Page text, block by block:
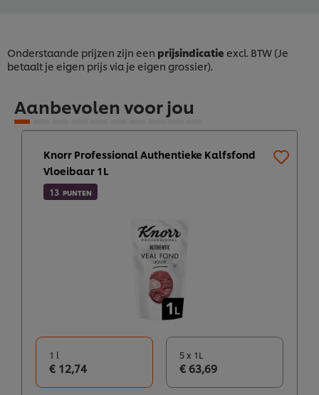
Onderstaande prijzen zijn een prijsindicatie excl. BTW (Je
betaalt je eigen prijs via je eigen grossier).
Aanbevolen voor jou
Knorr Professional Authentieke Kalfsfond
Vloeibaar 1L
13 PUNTEN
1 l
€ 12,74
5 x 1L
€ 63,69